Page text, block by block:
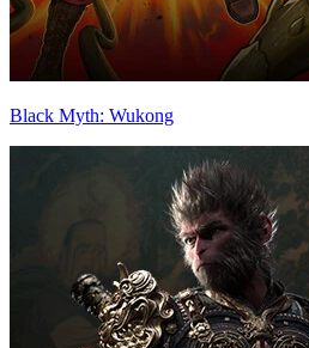
Black Myth: Wukong